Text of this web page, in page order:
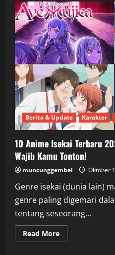
Anime
Terbaik
dengan
Cerita
Dunia
Paralel
(Isekai)
yang
Wajib
Ditonton
di
2025
Berita & Update Karakter
10 Anime Isekai Terbaru
Wajib Kamu Tonton!
muncunggembel Oktober
Genre isekai (dunia lain)
genre paling digemari
tentang seseorang...
Read MoreRead
more